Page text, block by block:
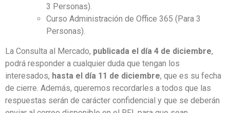
3 Personas).
Curso Administración de Office 365 (Para 3
Personas).
La Consulta al Mercado, publicada el día 4 de diciembre,
podrá responder a cualquier duda que tengan los
interesados, hasta el día 11 de diciembre, que es su fecha
de cierre. Además, queremos recordarles a todos que las
respuestas serán de carácter confidencial y que se deberán